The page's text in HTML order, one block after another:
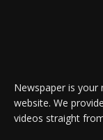
Newspaper is
website. We
videos straight